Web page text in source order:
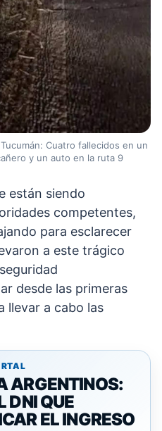
Cuatro fallecidos en un
y un auto en la ruta 9
están siendo
competentes,
para esclarecer
a este trágico
desde las primeras
llevar a cabo las
ARGENTINOS:
DNI QUE
EL INGRESO